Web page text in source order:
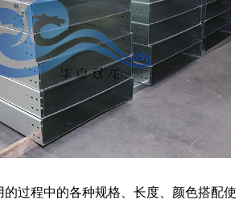
的过程中的各种规格、长度、颜色搭配使